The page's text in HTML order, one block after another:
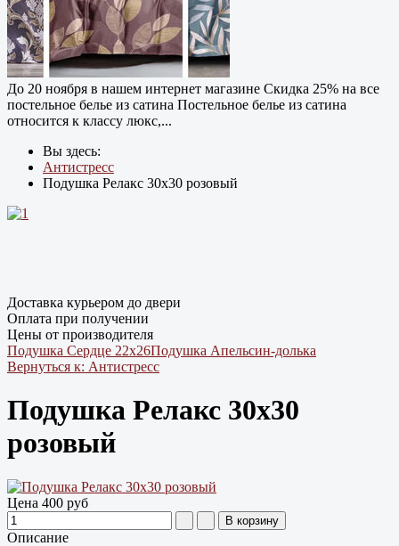
До 20 ноября в нашем интернет магазине Cкидка 25% на все
постельное белье из сатина Постельное белье из сатина
относится к классу люкс,...
Вы здесь:
Антистресс
Подушка Релакс 30х30 розовый
Доставка курьером до двери
Оплата при получении
Цены от производителя
Подушка Сердце 22х26Подушка Апельсин-долька
Вернуться к: Антистресс
Подушка Релакс 30х30
розовый
Цена 400 руб
Описание